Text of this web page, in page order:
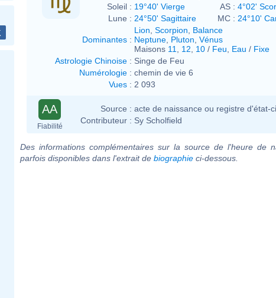
Soleil : 19°40' Vierge AS : 4°02'
Lune : 24°50' Sagittaire MC : 24°10'
Dominantes :
Lion Scorpion
Balance
Neptune Pluton Vénus
Maisons 11 12 10 / Feu Eau / Fixe
Astrologie Chinoise : Singe de Feu
Numérologie : chemin de vie 6
Vues : 2 093
AA
Fiabilité
Source : acte de naissance ou registre d'état-
Contributeur : Sy Scholfield
Des informations complémentaires sur la source de l'heure de
parfois disponibles dans l'extrait de biographie ci-dessous.